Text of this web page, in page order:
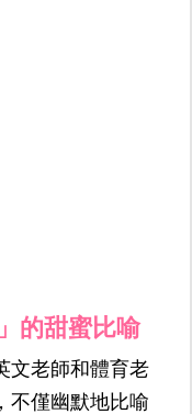
的甜蜜比喻
文老師和體育老
不僅幽默地比喻